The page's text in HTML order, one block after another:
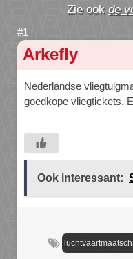
de
Arkefly
Nederlandse
goedkope vliegtickets.
Ook interessant: